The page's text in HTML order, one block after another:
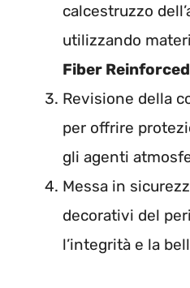
calcestruzzo
utilizzando
Fiber
Revisione della
per offrire
gli agenti
Messa in
decorativi del
l’integrità e la